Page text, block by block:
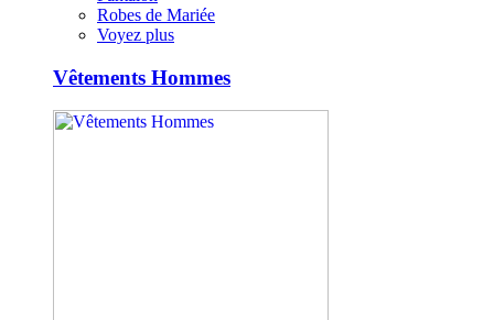
Robes de Mariée
Voyez plus
Vêtements Hommes